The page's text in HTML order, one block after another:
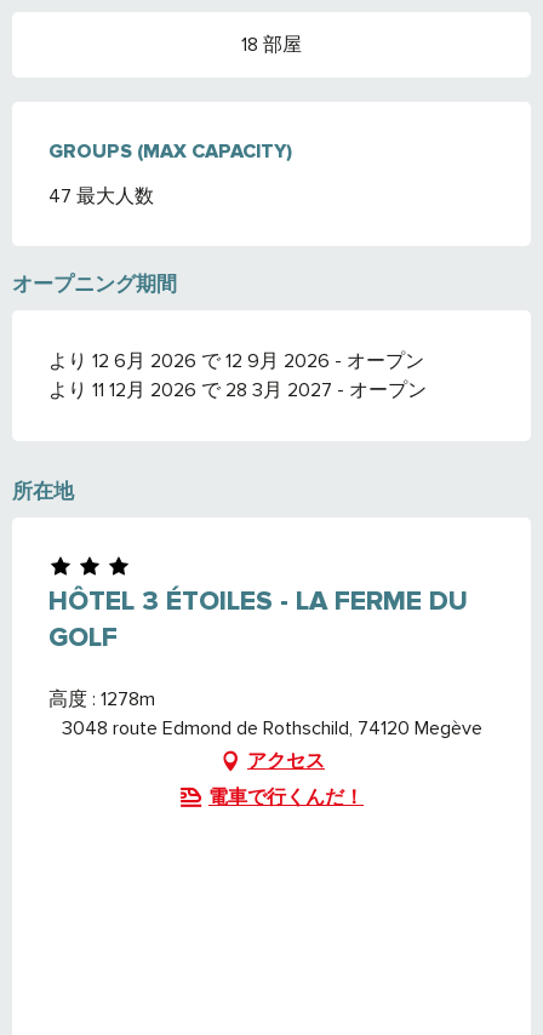
18 部屋
GROUPS (MAX CAPACITY)
GROUPS (MAX CAPACITY)
47 最大人数
オープニング期間
より 12 6月 2026 で 12 9月 2026 - オープン
より 11 12月 2026 で 28 3月 2027 - オープン
所在地
HÔTEL 3 ÉTOILES - LA FERME DU
GOLF
高度 : 1278m
3048 route Edmond de Rothschild, 74120 Megève
アクセス
電車で行くんだ！